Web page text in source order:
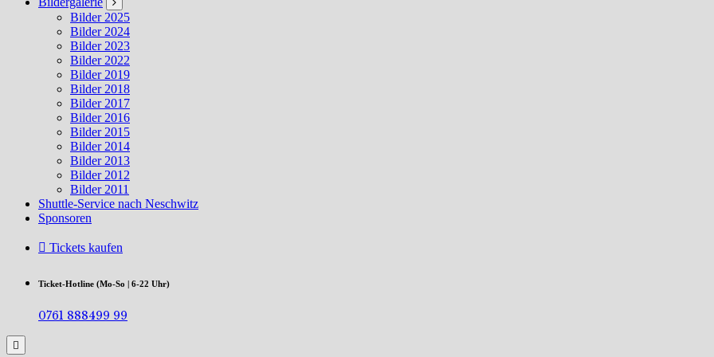
Bilder 2025
Bilder 2024
Bilder 2023
Bilder 2022
Bilder 2019
Bilder 2018
Bilder 2017
Bilder 2016
Bilder 2015
Bilder 2014
Bilder 2013
Bilder 2012
Bilder 2011
Shuttle-Service nach Neschwitz
Sponsoren
Tickets kaufen
Ticket-Hotline (Mo-So | 6-22 Uhr)
0761 888499 99